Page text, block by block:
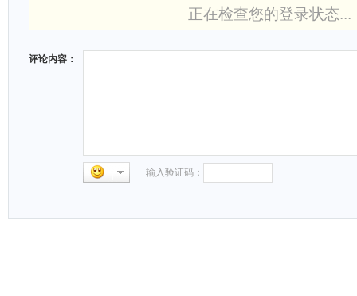
正在检查您的登录状态...
评论内容：
输入验证码：